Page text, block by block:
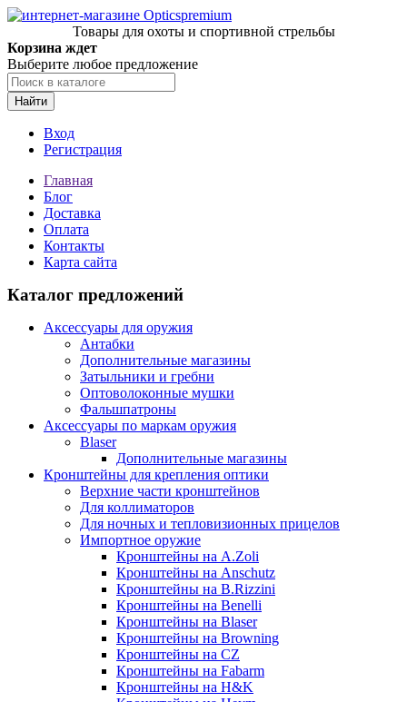
Товары для охоты и спортивной стрельбы
Корзина ждет
Выберите любое предложение
Найти
Вход
Регистрация
Главная
Блог
Доставка
Оплата
Контакты
Карта сайта
Каталог предложений
Аксессуары для оружия
Антабки
Дополнительные магазины
Затыльники и гребни
Оптоволоконные мушки
Фальшпатроны
Аксессуары по маркам оружия
Blaser
Дополнительные магазины
Кронштейны для крепления оптики
Верхние части кронштейнов
Для коллиматоров
Для ночных и тепловизионных прицелов
Импортное оружие
Кронштейны на A.Zoli
Кронштейны на Anschutz
Кронштейны на B.Rizzini
Кронштейны на Benelli
Кронштейны на Blaser
Кронштейны на Browning
Кронштейны на CZ
Кронштейны на Fabarm
Кронштейны на H&K